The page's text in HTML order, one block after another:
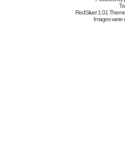
RedSilver 1.01
Images were